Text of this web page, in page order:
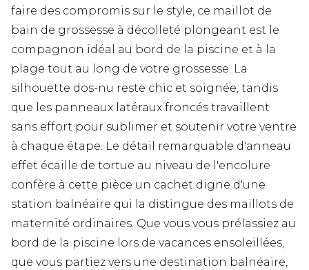
faire des compromis sur le style, ce maillot de
bain de grossesse à décolleté plongeant est le
compagnon idéal au bord de la piscine et à la
plage tout au long de votre grossesse. La
silhouette dos-nu reste chic et soignée, tandis
que les panneaux latéraux froncés travaillent
sans effort pour sublimer et soutenir votre ventre
à chaque étape. Le détail remarquable d'anneau
effet écaille de tortue au niveau de l'encolure
confère à cette pièce un cachet digne d'une
station balnéaire qui la distingue des maillots de
maternité ordinaires. Que vous vous prélassiez au
bord de la piscine lors de vacances ensoleillées,
que vous partiez vers une destination balnéaire,